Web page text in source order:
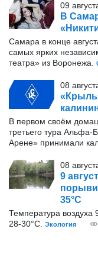
09
В
Самара в конце
самых ярких
театра» из Воронежа.
08
В первом своём
третьего тура
Арене» принимали
08
9
35°С
Температура воздуха
28-30°С.
Экология